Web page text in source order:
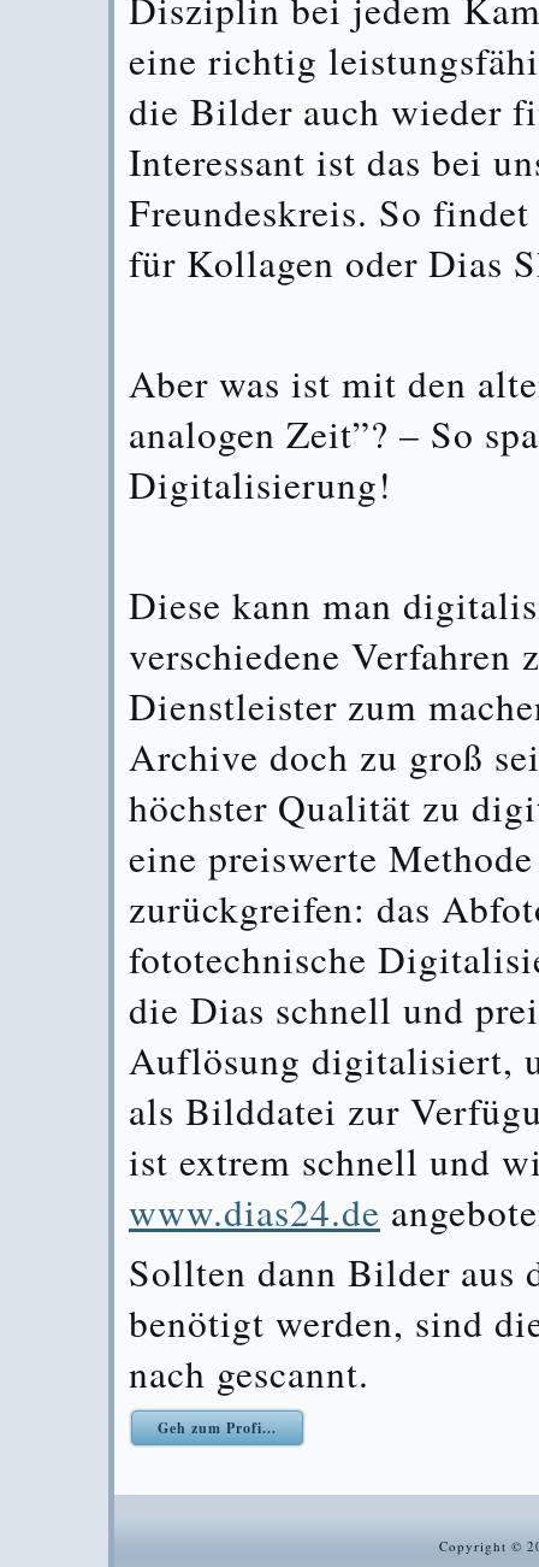
eine richtig
die Bilder auch wieder
Interessant ist das bei
Freundeskreis. So
für Kollagen oder Dias
Aber was ist mit den
analogen Zeit”? – So
Digitalisierung!
Diese kann man
verschiedene Verfahren
Dienstleister zum
Archive doch zu groß
höchster Qualität zu
eine preiswerte
zurückgreifen: das
fototechnische
die Dias schnell und
Auflösung digitalisiert,
als Bilddatei zur
ist extrem schnell und
www.dias24.de
Sollten dann Bilder aus
benötigt werden, sind
nach gescannt.
Geh zum Profi...
Copyright ©